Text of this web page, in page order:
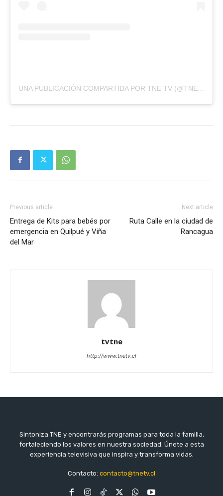
UNA PUBLICACIÓN COMPARTIDA POR TNE TV (@TNETV)
Previous article
Entrega de Kits para bebés por
emergencia en Quilpué y Viña
del Mar
Next article
Ruta Calle en la ciudad de
Rancagua
tvtne
http://www.tnetv.cl
Sintoniza TNE y encontrarás programas para toda la familia,
fortaleciendo los valores en nuestra sociedad. Únete a esta
experiencia televisiva que inspira y transforma vidas.
Contacto: contacto@tnetv.cl